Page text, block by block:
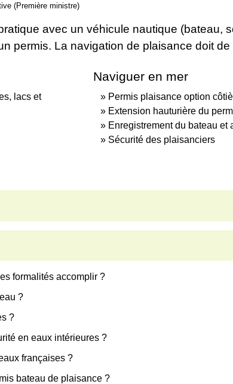
(Première ministre)
avec un véhicule nautique (bateau,
permis. La navigation de plaisance doit
lacs et
Naviguer en mer
Permis plaisance option
Extension hauturière du
Enregistrement du bateau et
Sécurité des plaisanciers
formalités accomplir ?
?
?
en eaux intérieures ?
françaises ?
bateau de plaisance ?